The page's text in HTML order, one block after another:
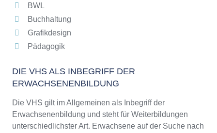
BWL
Buchhaltung
Grafikdesign
Pädagogik
DIE VHS ALS INBEGRIFF DER
ERWACHSENENBILDUNG
Die VHS gilt im Allgemeinen als Inbegriff der
Erwachsenenbildung und steht für Weiterbildungen
unterschiedlichster Art. Erwachsene auf der Suche nach